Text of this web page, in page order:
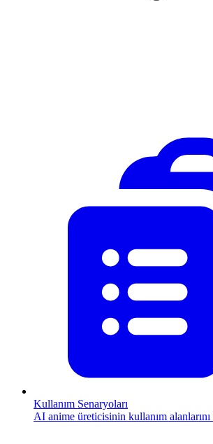
Kullanım Senaryoları
AI anime üreticisinin kullanım